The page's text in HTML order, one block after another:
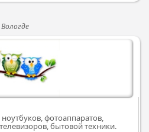
фотоаппаратов,
бытовой техники.